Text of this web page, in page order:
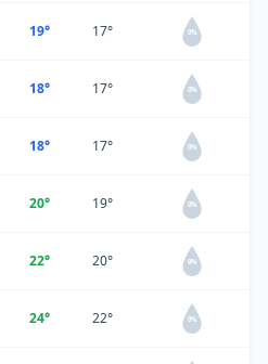
19° 17° 0%
18° 17° 0%
18° 17° 0%
20° 19° 0%
22° 20° 0%
24° 22° 0%